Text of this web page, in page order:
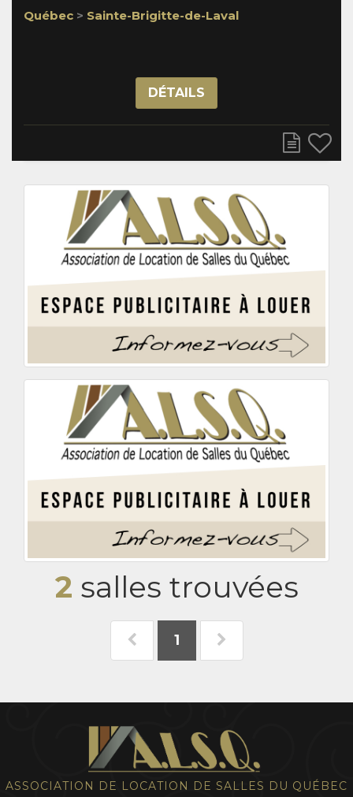
Québec > Sainte-Brigitte-de-Laval
DÉTAILS
2 salles trouvées
1
ASSOCIATION DE LOCATION DE SALLES DU QUÉBEC